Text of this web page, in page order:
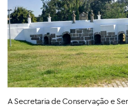
A Secretaria de Conservação e